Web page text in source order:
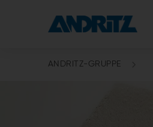
ANDRITZ-GRUPPE